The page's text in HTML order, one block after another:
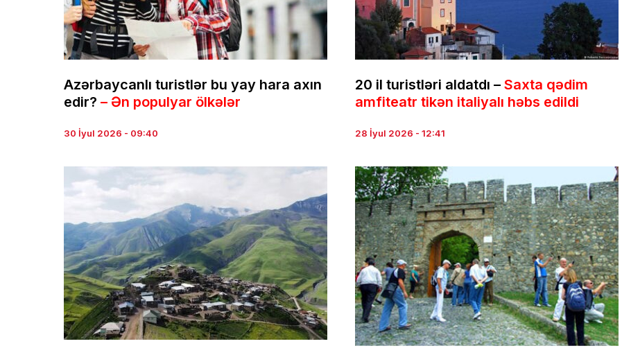
Azərbaycanlı turistlər bu yay hara axın
edir? – Ən populyar ölkələr
30 İyul 2026 - 09:40
20 il turistləri aldatdı – Saxta qədim
amfiteatr tikən italiyalı həbs edildi
28 İyul 2026 - 12:41